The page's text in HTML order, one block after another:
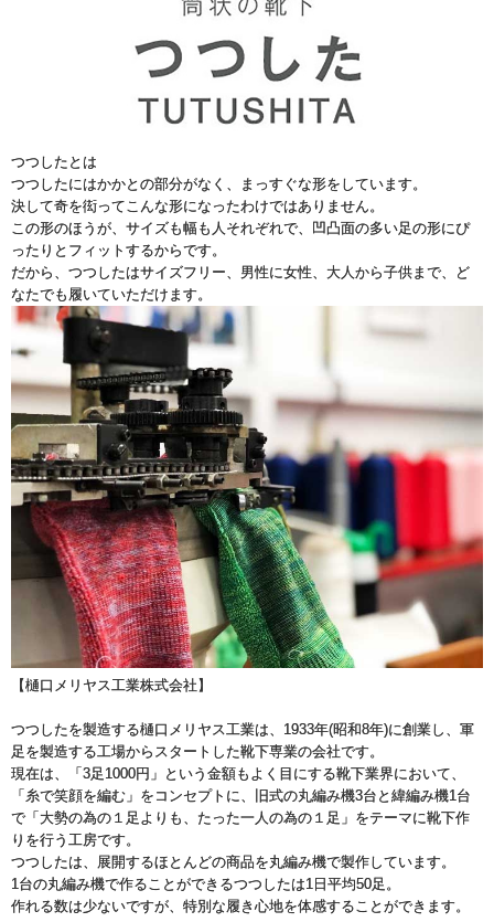
つつしたとは
つつしたにはかかとの部分がなく、まっすぐな形をしています。
決して奇を衒ってこんな形になったわけではありません。
この形のほうが、サイズも幅も人それぞれで、凹凸面の多い足の形にぴ
ったりとフィットするからです。
だから、つつしたはサイズフリー、男性に女性、大人から子供まで、ど
なたでも履いていただけます。
【樋口メリヤス工業株式会社】
つつしたを製造する樋口メリヤス工業は、1933年(昭和8年)に創業し、軍
足を製造する工場からスタートした靴下専業の会社です。
現在は、「3足1000円」という金額もよく目にする靴下業界において、
「糸で笑顔を編む」をコンセプトに、旧式の丸編み機3台と緯編み機1台
で「大勢の為の１足よりも、たった一人の為の１足」をテーマに靴下作
りを行う工房です。
つつしたは、展開するほとんどの商品を丸編み機で製作しています。
1台の丸編み機で作ることができるつつしたは1日平均50足。
作れる数は少ないですが、特別な履き心地を体感することができます。